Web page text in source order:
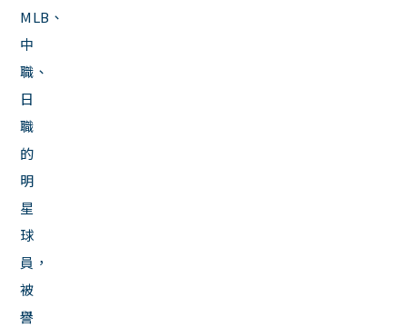
MLB、
中
職、
日
職
的
明
星
球
員，
被
譽